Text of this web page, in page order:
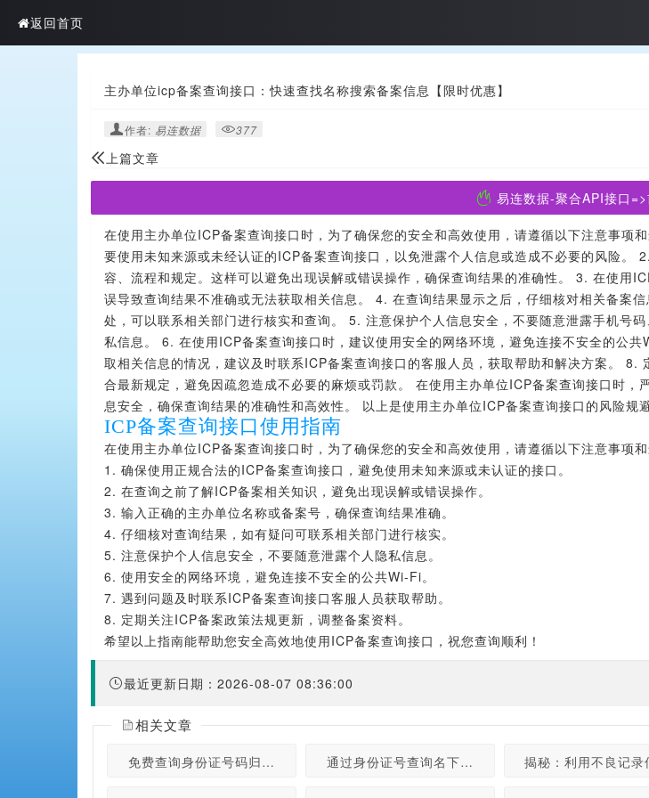
返回首页
主办单位icp备案查询接口：快速查找名称搜索备案信息【限时优惠】
作者: 易连数据 377
上篇文章
易连数据-聚合API接口
在使用主办单位ICP备案查询接口时，为了确保您的安全和高效使用，请遵循以下注意事
要使用未知来源或未经认证的ICP备案查询接口，以免泄露个人信息或造成不必要的风险。
容、流程和规定。这样可以避免出现误解或错误操作，确保查询结果的准确性。 3. 在使用
误导致查询结果不准确或无法获取相关信息。 4. 在查询结果显示之后，仔细核对相关备案
处，可以联系相关部门进行核实和查询。 5. 注意保护个人信息安全，不要随意泄露手机号
私信息。 6. 在使用ICP备案查询接口时，建议使用安全的网络环境，避免连接不安全的公
取相关信息的情况，建议及时联系ICP备案查询接口的客服人员，获取帮助和解决方案。
合最新规定，避免因疏忽造成不必要的麻烦或罚款。 在使用主办单位ICP备案查询接口时
息安全，确保查询结果的准确性和高效性。 以上是使用主办单位ICP备案查询接口的风险
ICP备案查询接口使用指南
在使用主办单位ICP备案查询接口时，为了确保您的安全和高效使用，请遵循以下注意事项和
1. 确保使用正规合法的ICP备案查询接口，避免使用未知来源或未认证的接口。
2. 在查询之前了解ICP备案相关知识，避免出现误解或错误操作。
3. 输入正确的主办单位名称或备案号，确保查询结果准确。
4. 仔细核对查询结果，如有疑问可联系相关部门进行核实。
5. 注意保护个人信息安全，不要随意泄露个人隐私信息。
6. 使用安全的网络环境，避免连接不安全的公共Wi-Fi。
7. 遇到问题及时联系ICP备案查询接口客服人员获取帮助。
8. 定期关注ICP备案政策法规更新，调整备案资料。
希望以上指南能帮助您安全高效地使用ICP备案查询接口，祝您查询顺利！
最近更新日期：2026-08-07 08:36:00
相关文章
免费查询身份证号码归属地的API接口，快速准确地识别身份证信息
通过身份证号查询名下车辆总数统计接口和API，如何
揭秘：利用不良记录